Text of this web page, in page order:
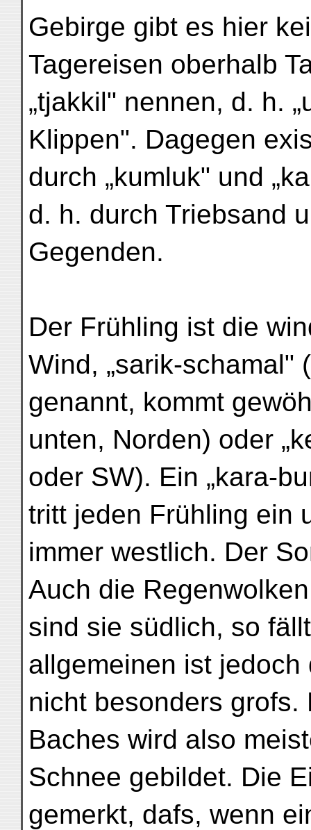
Gebirge gibt es hier
Tagereisen oberhalb
„tjakkil" nennen, d. h.
Klippen". Dagegen
durch „kumluk" und
d. h. durch Triebsand
Gegenden.
Der Frühling ist die
Wind, „sarik-schamal"
genannt, kommt
unten, Norden) oder
oder SW). Ein „kara-
tritt jeden Frühling ein
immer westlich. Der
Auch die
sind sie südlich, so
allgemeinen ist
nicht besonders grofs.
Baches wird also
Schnee gebildet. Die
gemerkt, dafs, wenn